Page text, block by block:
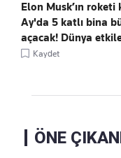
Elon Musk’ın roketi
Ay'da 5 katlı bina
açacak! Dünya
Kaydet
ÖNE